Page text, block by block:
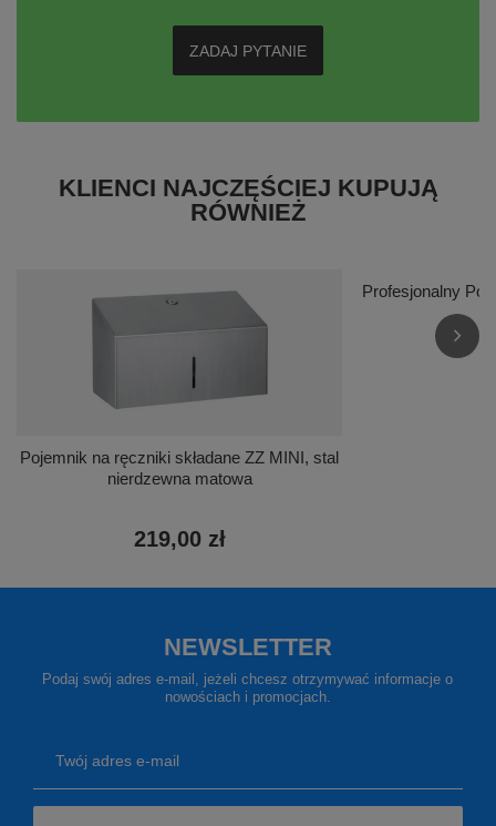
ZADAJ PYTANIE
KLIENCI NAJCZĘŚCIEJ KUPUJĄ
RÓWNIEŻ
Pojemnik na ręczniki składane ZZ MINI, stal
nierdzewna matowa
219,00 zł
Profesjonalny
NEWSLETTER
Podaj swój adres e-mail, jeżeli chcesz otrzymywać informacje o
nowościach i promocjach.
Twój adres e-mail